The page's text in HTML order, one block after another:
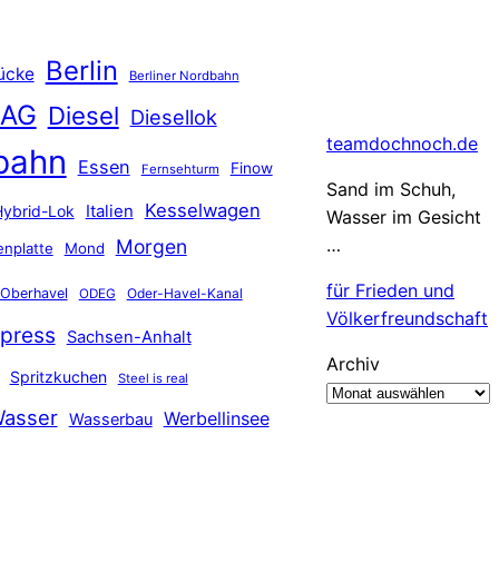
Berlin Berliner Nordbahn
Diesel Diesellok
Essen Fernsehturm Finow
Lok Italien Kesselwagen
Mond Morgen
Oberhavel ODEG Oder-Havel-Kanal
Sachsen-Anhalt
Spritzkuchen Steel is real
Wasserbau Werbellinsee
teamdochnoch.de
Sand im Schuh,
Wasser im Gesicht
…
für Frieden und
Völkerfreundschaft
Archiv